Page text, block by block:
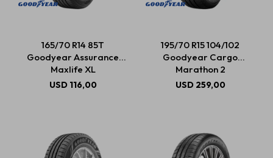
165/70 R14 85T
Goodyear Assurance
Maxlife XL
USD 116,00
195/70 R15 104/102
Goodyear Cargo
Marathon 2
USD 259,00
Estética automotriz